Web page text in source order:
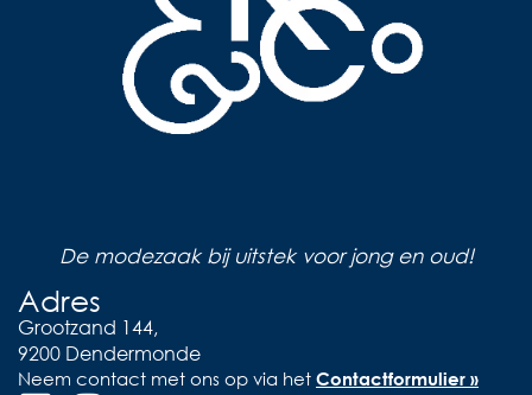
De modezaak bij uitstek voor jong en oud!
Adres
Grootzand 144,
9200 Dendermonde
Neem contact met ons op via het Contactformulier »